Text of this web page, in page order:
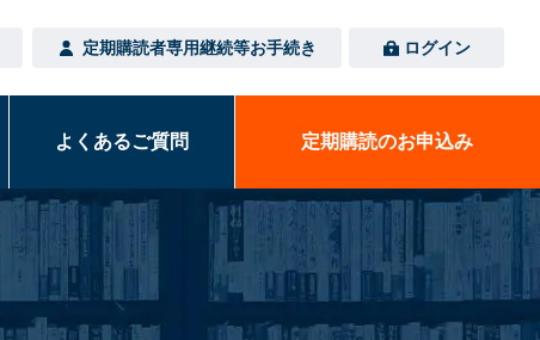
定期購読者専用継続等お手続き ログイン
よくあるご質問 定期購読のお申込み